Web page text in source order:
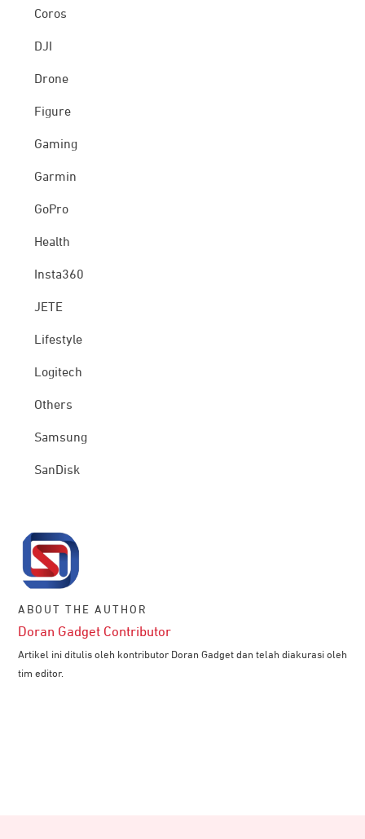
Coros
DJI
Drone
Figure
Gaming
Garmin
GoPro
Health
Insta360
JETE
Lifestyle
Logitech
Others
Samsung
SanDisk
ABOUT THE AUTHOR
Doran Gadget Contributor
Artikel ini ditulis oleh kontributor Doran Gadget dan telah diakurasi oleh
tim editor.